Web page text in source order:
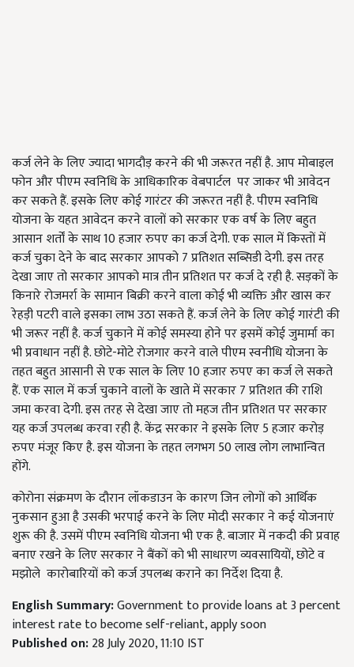
कर्ज लेने के लिए ज्यादा भागदौड़ करने की भी जरूरत नहीं है. आप मोबाइल
फोन और पीएम स्वनिधि के आधिकारिक वेबपार्टल पर जाकर भी आवेदन
कर सकते हैं. इसके लिए कोई गारंटर की जरूरत नहीं है. पीएम स्वनिधि
योजना के यहत आवेदन करने वालों को सरकार एक वर्ष के लिए बहुत
आसान शर्तों के साथ 10 हजार रुपए का कर्ज देगी. एक साल में किस्तों में
कर्ज चुका देने के बाद सरकार आपको 7 प्रतिशत सब्सिडी देगी. इस तरह
देखा जाए तो सरकार आपको मात्र तीन प्रतिशत पर कर्ज दे रही है. सड़कों के
किनारे रोजमर्रा के सामान बिक्री करने वाला कोई भी व्यक्ति और खास कर
रेहड़ी पटरी वाले इसका लाभ उठा सकते हैं. कर्ज लेने के लिए कोई गारंटी की
भी जरूर नहीं है. कर्ज चुकाने में कोई समस्या होने पर इसमें कोई जुमार्मा का
भी प्रवाधान नहीं है. छोटे-मोटे रोजगार करने वाले पीएम स्वनीधि योजना के
तहत बहुत आसानी से एक साल के लिए 10 हजार रुपए का कर्ज ले सकते
हैं. एक साल में कर्ज चुकाने वालों के खाते में सरकार 7 प्रतिशत की राशि
जमा करवा देगी. इस तरह से देखा जाए तो महज तीन प्रतिशत पर सरकार
यह कर्ज उपलब्ध करवा रही है. केंद्र सरकार ने इसके लिए 5 हजार करोड़
रुपए मंजूर किए है. इस योजना के तहत लगभग 50 लाख लोग लाभान्वित
होंगे.
कोरोना संक्रमण के दौरान लॉकडाउन के कारण जिन लोगों को आर्थिक
नुकसान हुआ है उसकी भरपाई करने के लिए मोदी सरकार ने कई योजनाएं
शुरू की है. उसमें पीएम स्वनिधि योजना भी एक है. बाजार में नकदी की प्रवाह
बनाए रखने के लिए सरकार ने बैंकों को भी साधारण व्यवसायियों, छोटे व
मझोले कारोबारियों को कर्ज उपलब्ध कराने का निर्देश दिया है.
English Summary:Government to provide loans at 3 percent
interest rate to become self-reliant, apply soon
Published on:28 July 2020, 11:10 IST